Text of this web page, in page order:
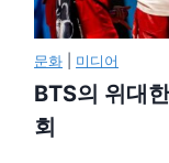
문화 미디어
BTS의 위대
회